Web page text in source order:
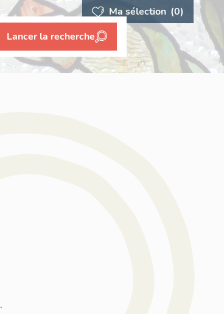
Ma sélection (0)
Lancer la recherche